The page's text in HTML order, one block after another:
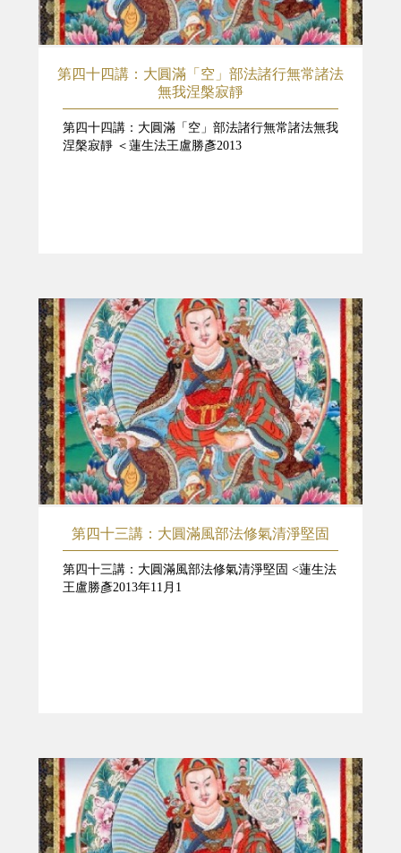
第四十四講：大圓滿「空」部法諸行無常諸法
無我涅槃寂靜
第四十四講：大圓滿「空」部法諸行無常諸法無我
涅槃寂靜 ＜蓮生法王盧勝彥2013
第四十三講：大圓滿風部法修氣清淨堅固
第四十三講：大圓滿風部法修氣清淨堅固 <蓮生法
王盧勝彥2013年11月1